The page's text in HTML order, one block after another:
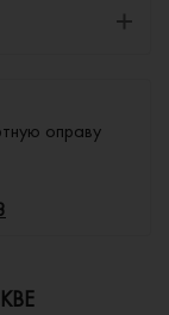
оправу